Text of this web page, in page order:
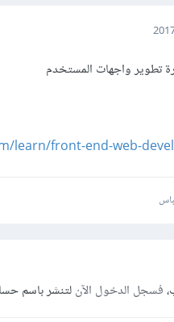
تطوير واجهات المستخدم
learn/front-end-web-
فسجل الدخول الآنلتنشر باسم